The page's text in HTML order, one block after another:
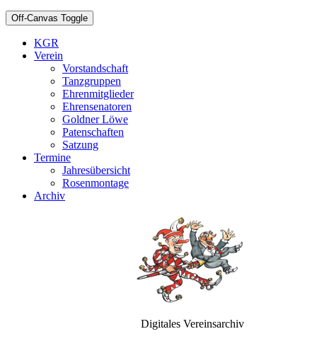
Off-Canvas Toggle
KGR
Verein
Vorstandschaft
Tanzgruppen
Ehrenmitglieder
Ehrensenatoren
Goldner Löwe
Patenschaften
Satzung
Termine
Jahresübersicht
Rosenmontage
Archiv
Digitales Vereinsarchiv